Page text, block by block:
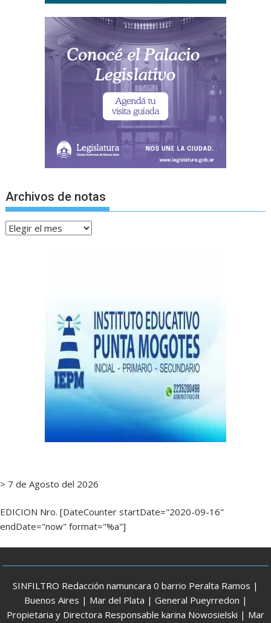
Archivos de notas
Archivos
> 7 de Agosto del 2026
EDICION Nro. [DateCounter startDate="2020-09-16"
endDate="now" format="%a"]
SINFILTRO Redacción namuncara 0 barrio Peralta Ramos |
Buenos Aires | Mar del Plata | General Pueyrredon |
Propietaria y Directora Responsable karina Nowosielski | Mar